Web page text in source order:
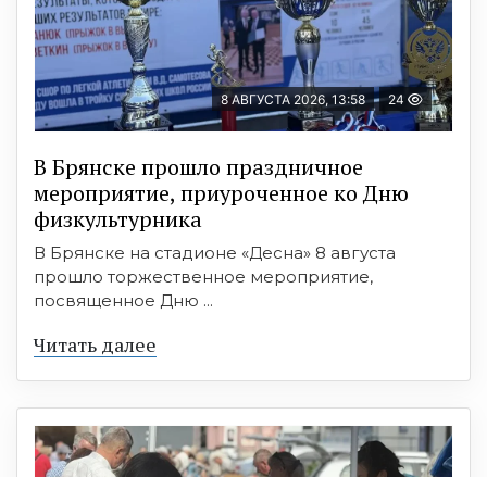
8 АВГУСТА 2026, 13:58 24
В Брянске прошло праздничное
мероприятие, приуроченное ко Дню
физкультурника
В Брянске на стадионе «Десна» 8 августа
прошло торжественное мероприятие,
посвященное Дню ...
Читать далее